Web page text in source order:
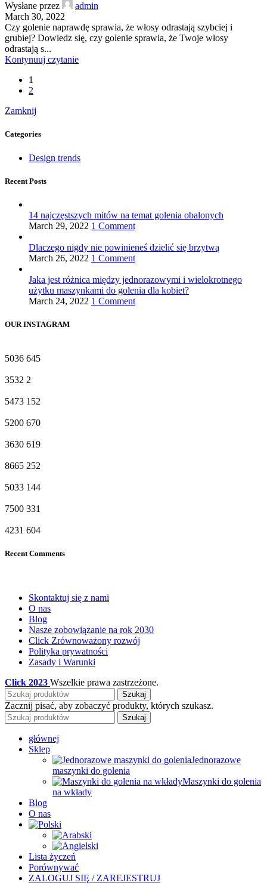
Wysłane przez
admin
March 30, 2022
Czy golenie naprawdę sprawia, że włosy odrastają szybciej i
grubiej? Dowiedz się, czy golenie sprawia, że Twoje włosy
odrastają s...
Kontynuuj czytanie
1
2
Zamknij
Categories
Design trends
Recent Posts
14 najczęstszych mitów na temat golenia obalonych
March 29, 2022 1 Comment
Dlaczego nigdy nie powinieneś dzielić się brzytwą
March 26, 2022 1 Comment
Jaka jest różnica między jednorazowymi i wielokrotnego
użytku maszynkami do golenia dla kobiet?
March 24, 2022 1 Comment
OUR INSTAGRAM
5036 645
3532 2
5473 152
5200 670
3630 619
8665 252
5033 144
7500 331
4231 604
Recent Comments
Skontaktuj się z nami
O nas
Blog
Nasze zobowiązanie na rok 2030
Click Zrównoważony rozwój
Polityka prywatności
Zasady i Warunki
Click 2023 Wszelkie prawa zastrzeżone.
Szukaj
Zacznij pisać, aby zobaczyć produkty, których szukasz.
Szukaj
głównej
Sklep
Jednorazowe
maszynki do golenia
Maszynki do golenia
na wkłady
Blog
O nas
Lista życzeń
Porównywać
ZALOGUJ SIĘ / ZAREJESTRUJ